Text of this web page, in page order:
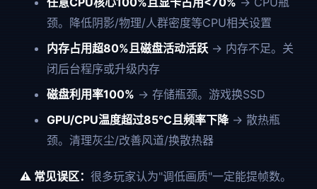
颈。降低阴影/物理/人群密度等CPU相关设置
内存占用超80%且磁盘活动活跃→ 内存不足。关
闭后台程序或升级内存
磁盘利用率100% → 存储瓶颈。游戏换SSD
GPU/CPU温度超过85°C且频率下降→ 散热瓶
颈。清理灰尘/改善风道/换散热器
⚠️ 常见误区： 很多玩家认为"调低画质"一定能提帧数。